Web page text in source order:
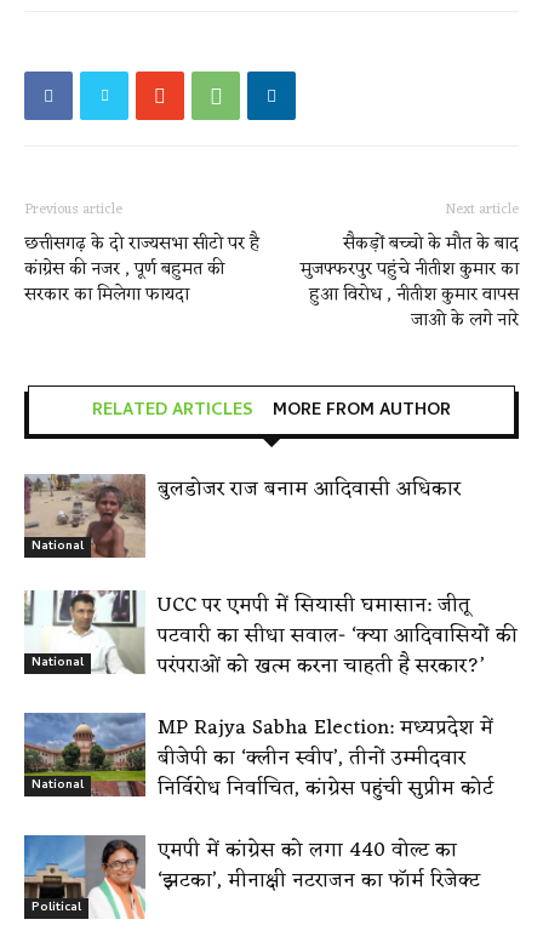
Previous article
छत्तीसगढ़ के दो राज्यसभा सीटो पर है
कांग्रेस की नजर , पूर्ण बहुमत की
सरकार का मिलेगा फायदा
Next article
सैकड़ों बच्चो के मौत के बाद
मुजफ्फरपुर पहुंचे नीतीश कुमार का
हुआ विरोध , नीतीश कुमार वापस
जाओ के लगे नारे
RELATED ARTICLES MORE FROM AUTHOR
National
बुलडोजर राज बनाम आदिवासी अधिकार
National
UCC पर एमपी में सियासी घमासान: जीतू
पटवारी का सीधा सवाल- ‘क्या आदिवासियों की
परंपराओं को खत्म करना चाहती है सरकार?’
National
MP Rajya Sabha Election: मध्यप्रदेश में
बीजेपी का ‘क्लीन स्वीप’, तीनों उम्मीदवार
निर्विरोध निर्वाचित, कांग्रेस पहुंची सुप्रीम कोर्ट
Political
एमपी में कांग्रेस को लगा 440 वोल्ट का
‘झटका’, मीनाक्षी नटराजन का फॉर्म रिजेक्ट